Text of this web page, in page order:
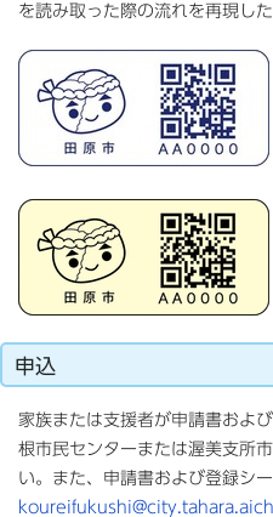
を読み取った際の流れを再現し
申込
家族または支援者が申請書およ
根市民センターまたは渥美支所
い。また、申請書および登録シ